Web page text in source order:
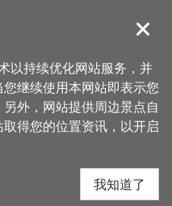
導覽
代彩笔文创馆
创馆 周边
关闭
以持续优化网站服务，并
继续使用本网站即表示您
外，网站提供周边景点自
得您的位置资讯，以开启
我知道了